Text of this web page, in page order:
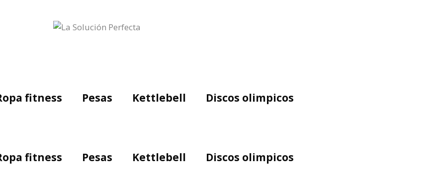
fitness Pesas Kettlebell Discos olimpicos
fitness Pesas Kettlebell Discos olimpicos